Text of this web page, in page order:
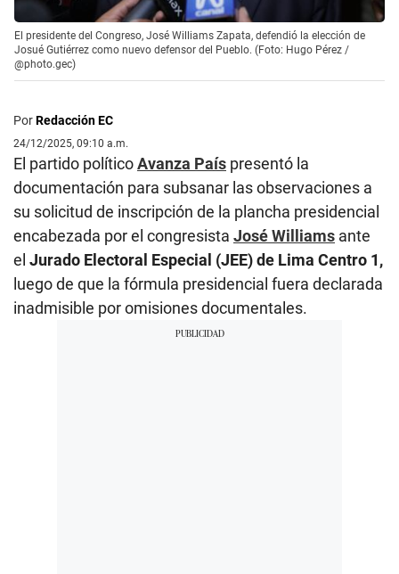
El presidente del Congreso, José Williams Zapata, defendió la elección de
Josué Gutiérrez como nuevo defensor del Pueblo. (Foto: Hugo Pérez /
@photo.gec)
PorRedacción EC
24/12/2025, 09:10 a.m.
El partido políticoAvanza País presentó la
documentación para subsanar las observaciones a
su solicitud de inscripción de la plancha presidencial
encabezada por el congresista José Williams ante
el Jurado Electoral Especial (JEE) de Lima Centro 1,
luego de que la fórmula presidencial fuera declarada
inadmisible por omisiones documentales.